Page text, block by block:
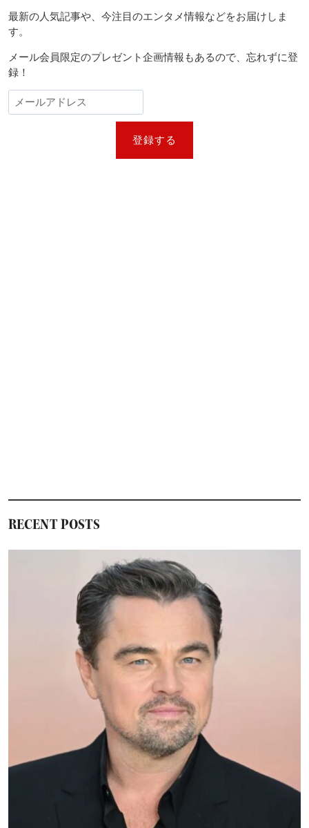
最新の人気記事や、今注目のエンタメ情報などをお届けしま
す。
メール会員限定のプレゼント企画情報もあるので、忘れずに登
録！
登録する
RECENT POSTS